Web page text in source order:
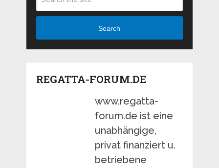
Search
REGATTA-FORUM.DE
www.regatta-
forum.de ist eine
unabhängige,
privat finanziert u.
betriebene